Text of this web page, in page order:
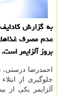
به گزارش
عدم مصرف
بروز آلزایمر است.
احمدرضا درستی،
جلوگیری از
آلزایمر یکی از